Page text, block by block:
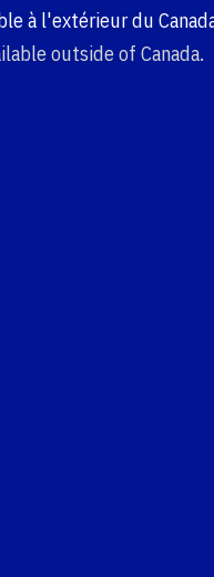
à l'extérieur du
outside of Canada.